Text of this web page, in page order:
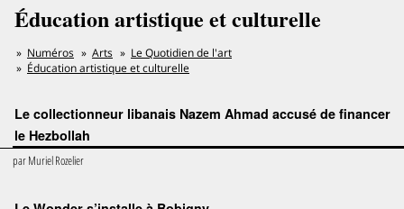
Éducation artistique et culturelle
Numéros Arts
Le Quotidien de l'art
Éducation artistique et culturelle
Le collectionneur libanais Nazem Ahmad accusé de financer
le Hezbollah
parMuriel Rozelier